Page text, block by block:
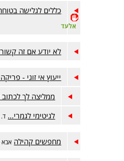
​​​​​​​​​​​​כללים לגלישה
אלעד
לא יודע אם זה
ייעוץ אי זוגי -
ממליצה לך
לגיטימי לגמרי... ד.
מחפשים קהילה אבא